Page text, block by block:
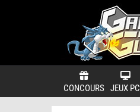
CONCOURS JEUX PC